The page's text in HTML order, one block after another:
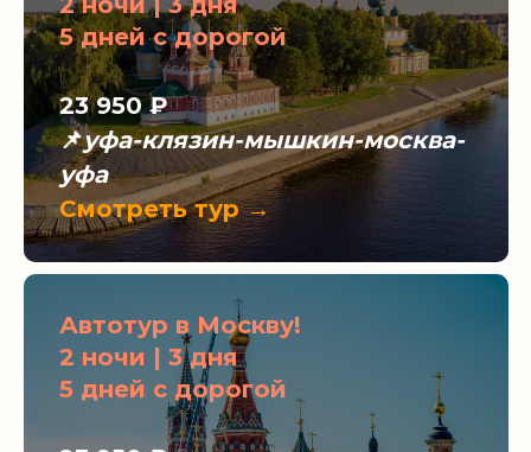
5 дней с дорогой
23 950 ₽
📌уфа-клязин-мышкин-москва-
уфа
Смотреть тур →
Автотур в Москву!
2 ночи | 3 дня
5 дней с дорогой